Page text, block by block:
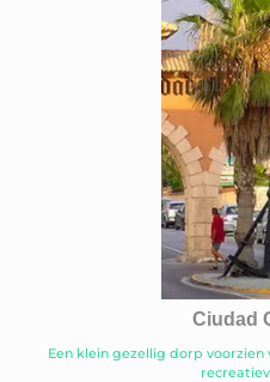
Ciudad
Een klein gezellig dorp